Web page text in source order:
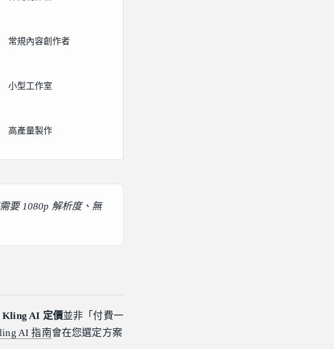
常規內容創作者
小型工作室
高產量製作
要 1080p 解析度、無
Kling AI 定價並非「付費一
AI 指南會在您選定方案